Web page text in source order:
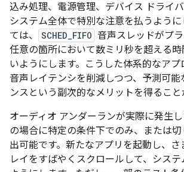
込み処理、電源管理、デバイス ドライ
システム全体で特別な注意を払うように
ては、
SCHED_FIFO 音声スレッドがプ
任意の箇所において数ミリ秒を超える
いようにします。こうした体系的なアプ
音声レイテンシを削減しつつ、予測可
ンスという副次的なメリットを得ること
オーディオ アンダーランが実際に発生
の場合に特定の条件下でのみ、または
出可能です。新たなアプリを起動し、
レイをすばやくスクロールして、シス